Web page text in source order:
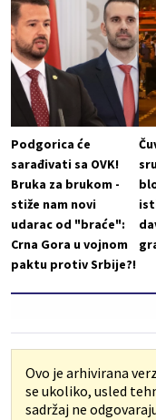
Podgorica će
sarađivati sa OVK!
Bruka za brukom -
stiže nam novi
udarac od "braće":
Crna Gora u vojnom
paktu protiv Srbije?!
Ovo je arhivirana
se ukoliko, usled
sadržaj ne